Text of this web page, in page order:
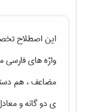
این اصطلاح
واژه های
مضاعف ، هم
ی دو گانهو